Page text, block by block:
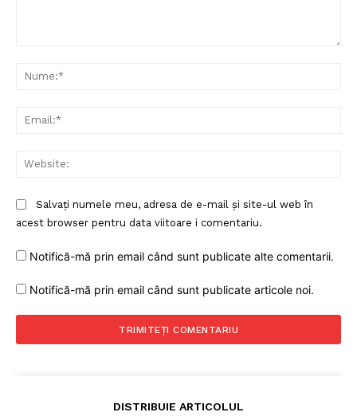
Salvați numele meu, adresa de e-mail și site-ul web în
acest browser pentru data viitoare i comentariu.
Notifică-mă prin email când sunt publicate alte comentarii.
Notifică-mă prin email când sunt publicate articole noi.
DISTRIBUIE ARTICOLUL